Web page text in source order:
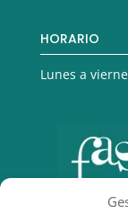
HORARIO
Lunes a